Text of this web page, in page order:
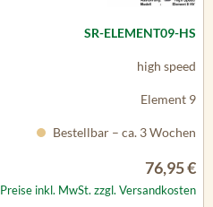
SR-ELEMENT09-HS
high speed
Element 9
Bestellbar – ca. 3 Wochen
76,95 €
Preise inkl. MwSt. zzgl. Versandkosten